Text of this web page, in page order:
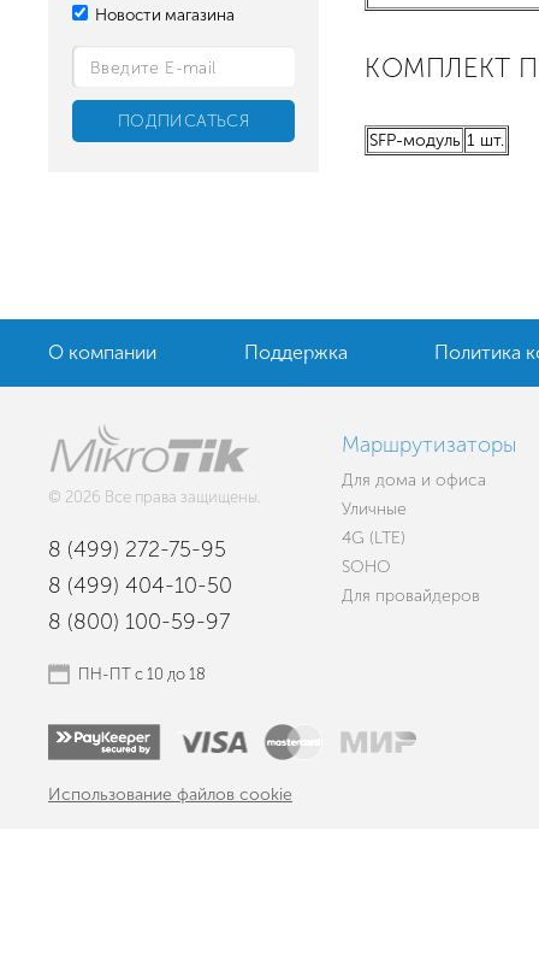
Новости магазина
КОМПЛЕКТ
SFP-модуль 1 шт.
О компании Поддержка Политика
© 2026 Все права защищены.
8 (499) 272-75-95
8 (499) 404-10-50
8 (800) 100-59-97
ПН-ПТ с 10 до 18
Маршрутизаторы
Для дома и офиса
Уличные
4G (LTE)
SOHO
Для провайдеров
Использование файлов cookie